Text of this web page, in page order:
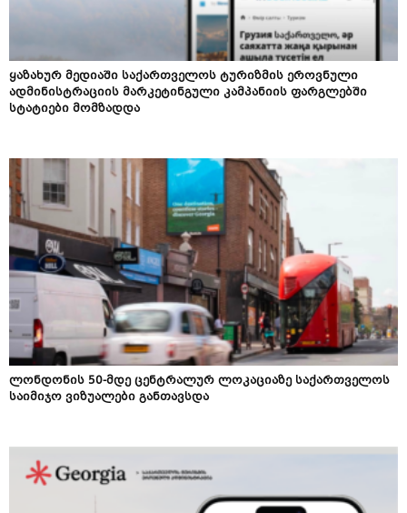
ყაზახურ მედიაში საქართველოს ტურიზმის ეროვნული
ადმინისტრაციის მარკეტინგული კამპანიის ფარგლებში
სტატიები მომზადდა
ლონდონის 50-მდე ცენტრალურ ლოკაციაზე საქართველოს
საიმიჯო ვიზუალები განთავსდა